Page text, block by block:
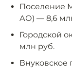
Поселение
АО) — 8,6
Городской
млн руб.
Внуковское